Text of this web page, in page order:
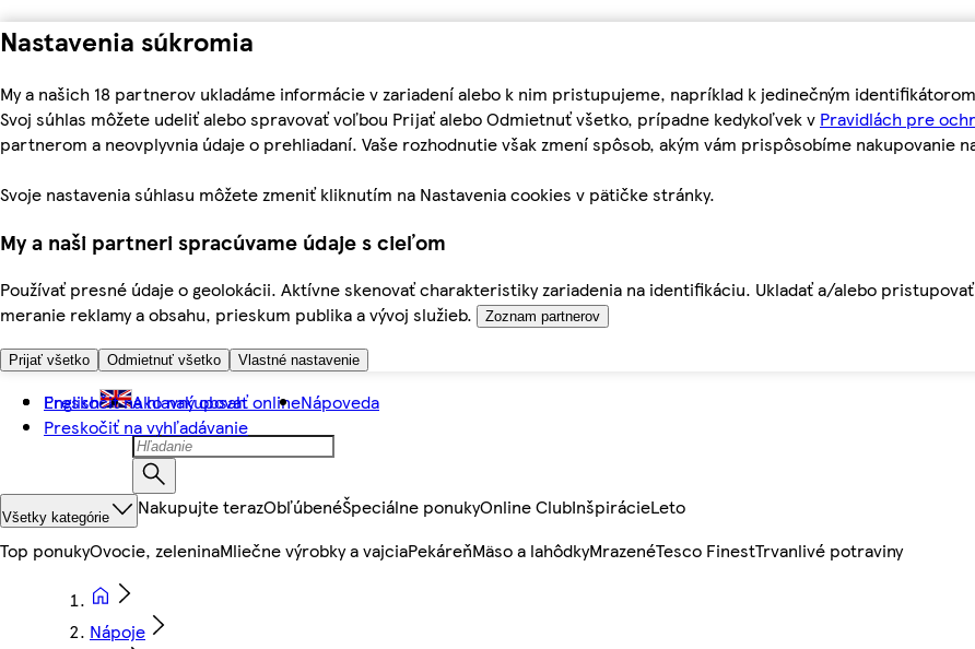
Nastavenia súkromia
My a našich 18 partnerov ukladáme informácie v zariadení alebo k nim pristupujeme, napríklad k jedinečným
Svoj súhlas môžete udeliť alebo spravovať voľbou Prijať alebo Odmietnuť všetko, prípadne kedykoľvek v Pravidlách pre
partnerom a neovplyvnia údaje o prehliadaní. Vaše rozhodnutie však zmení spôsob, akým vám prispôsobíme nakupovanie
Svoje nastavenia súhlasu môžete zmeniť kliknutím na Nastavenia cookies v pätičke stránky.
My a naši partneri spracúvame údaje s cieľom
Používať presné údaje o geolokácii. Aktívne skenovať charakteristiky zariadenia na identifikáciu. Ukladať a/alebo
meranie reklamy a obsahu, prieskum publika a vývoj služieb.
Zoznam partnerov
Prijať všetko Odmietnuť všetko Vlastné nastavenie
Preskočiť na hlavný obsah
Preskočiť na vyhľadávanie
English Ako nakupovať onlineNápoveda
Všetky kategórie Nakupujte terazObľúbenéŠpeciálne ponukyOnline ClubInšpirácieLeto
Top ponukyOvocie, zeleninaMliečne výrobky a vajciaPekáreňMäso a lahôdkyMrazenéTesco FinestTrvanlivé potraviny
Nápoje